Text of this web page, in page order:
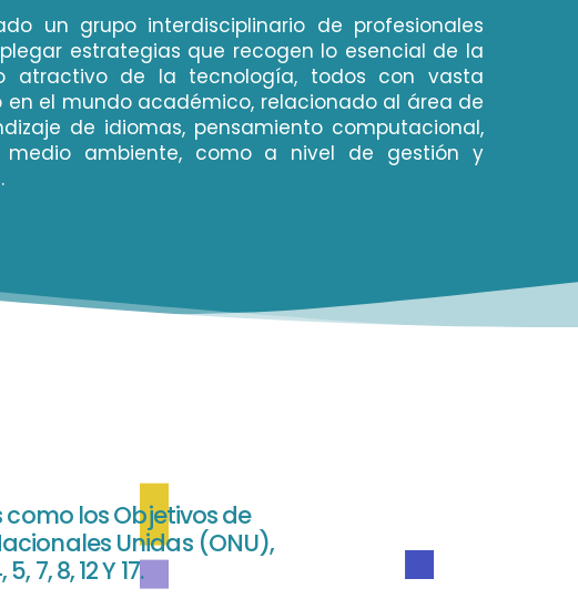
un grupo interdisciplinario de profesionales
estrategias que recogen lo esencial de la
atractivo de la tecnología, todos con vasta
en el mundo académico, relacionado al área de
de idiomas, pensamiento computacional,
medio ambiente, como a nivel de gestión y
los Objetivos de
Unidas (ONU),
8, 12 Y 17.